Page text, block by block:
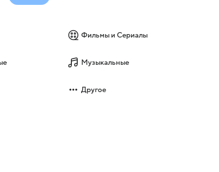
Фильмы и Сериалы
Музыкальные
Другое